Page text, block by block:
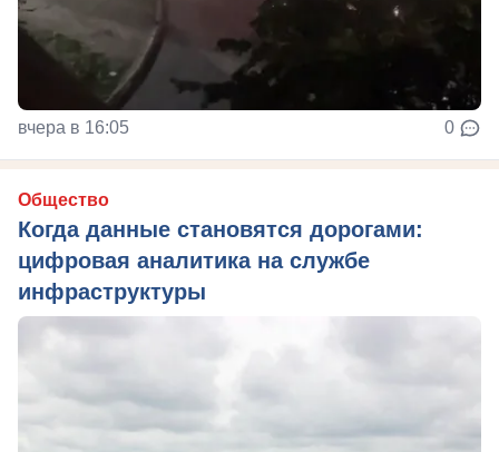
вчера в 16:05 0
Общество
Когда данные становятся дорогами:
цифровая аналитика на службе
инфраструктуры